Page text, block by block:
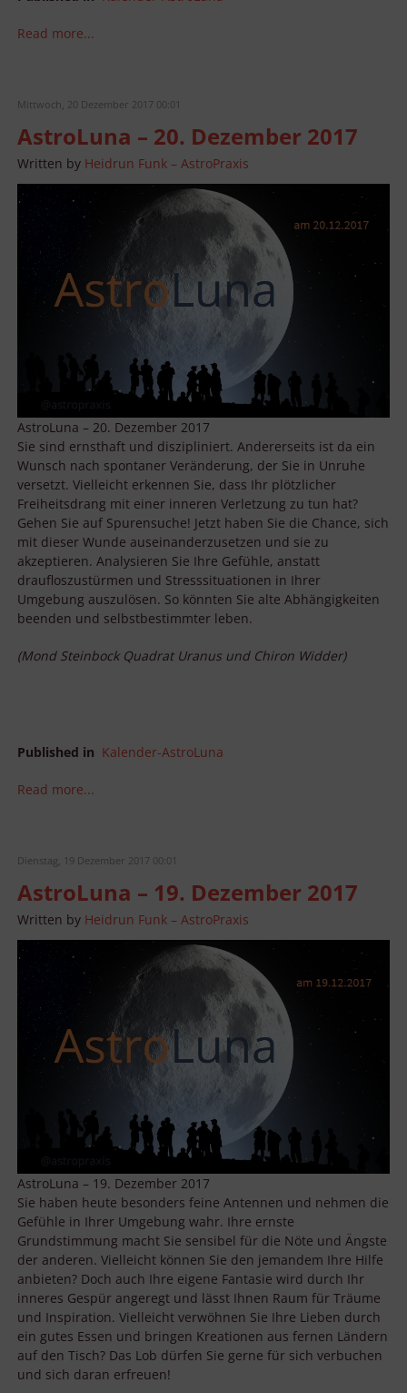
Read more...
Mittwoch, 20 Dezember 2017 00:01
AstroLuna – 20. Dezember 2017
Written by Heidrun Funk – AstroPraxis
AstroLuna – 20. Dezember 2017
Sie sind ernsthaft und diszipliniert. Andererseits ist da ein
Wunsch nach spontaner Veränderung, der Sie in Unruhe
versetzt. Vielleicht erkennen Sie, dass Ihr plötzlicher
Freiheitsdrang mit einer inneren Verletzung zu tun hat?
Gehen Sie auf Spurensuche! Jetzt haben Sie die Chance, sich
mit dieser Wunde auseinanderzusetzen und sie zu
akzeptieren. Analysieren Sie Ihre Gefühle, anstatt
draufloszustürmen und Stresssituationen in Ihrer
Umgebung auszulösen. So könnten Sie alte Abhängigkeiten
beenden und selbstbestimmter leben.
(Mond Steinbock Quadrat Uranus und Chiron Widder)
Published in Kalender-AstroLuna
Read more...
Dienstag, 19 Dezember 2017 00:01
AstroLuna – 19. Dezember 2017
Written by Heidrun Funk – AstroPraxis
AstroLuna – 19. Dezember 2017
Sie haben heute besonders feine Antennen und nehmen die
Gefühle in Ihrer Umgebung wahr. Ihre ernste
Grundstimmung macht Sie sensibel für die Nöte und Ängste
der anderen. Vielleicht können Sie den jemandem Ihre Hilfe
anbieten? Doch auch Ihre eigene Fantasie wird durch Ihr
inneres Gespür angeregt und lässt Ihnen Raum für Träume
und Inspiration. Vielleicht verwöhnen Sie Ihre Lieben durch
ein gutes Essen und bringen Kreationen aus fernen Ländern
auf den Tisch? Das Lob dürfen Sie gerne für sich verbuchen
und sich daran erfreuen!